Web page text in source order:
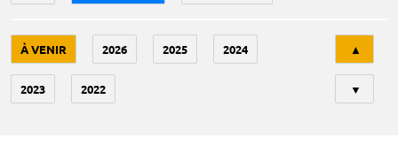
À VENIR 2026 2025 2024
2023 2022
▲
▼